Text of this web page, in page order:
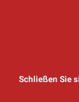
Schließen Sie